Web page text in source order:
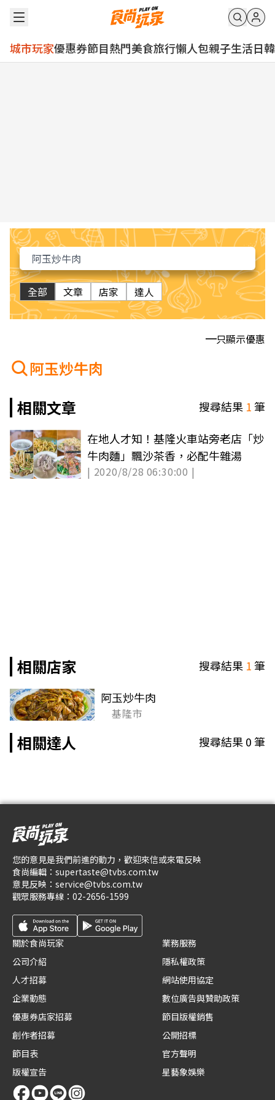
城市玩家優惠券節目熱門美食旅行懶人包親子生活日韓
全部 文章 店家 達人
只顯示優惠
阿玉炒牛肉
相關文章
搜尋結果 1筆
在地人才知！基隆火車站旁老店「炒
牛肉麵」飄沙茶香，必配牛雜湯
| 2020/8/28 06:30:00 |
相關店家 搜尋結果 1筆
阿玉炒牛肉
基隆市
相關達人 搜尋結果0筆
您的意見是我們前進的動力，歡迎來信或來電反映
食尚編輯： supertaste@tvbs.com.tw
意見反映： service@tvbs.com.tw
觀眾服務專線： 02-2656-1599
關於食尚玩家
公司介紹
人才招募
企業動態
優惠券店家招募
創作者招募
節目表
版權宣告
業務服務
隱私權政策
網站使用協定
數位廣告與贊助政策
節目版權銷售
公開招標
官方聲明
星藝象娛樂